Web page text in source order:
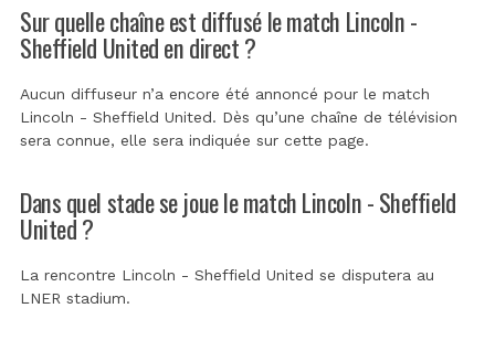
Sur quelle chaîne est diffusé le match Lincoln -
Sheffield United en direct ?
Aucun diffuseur n’a encore été annoncé pour le match
Lincoln - Sheffield United. Dès qu’une chaîne de télévision
sera connue, elle sera indiquée sur cette page.
Dans quel stade se joue le match Lincoln - Sheffield
United ?
La rencontre Lincoln - Sheffield United se disputera au
LNER stadium.